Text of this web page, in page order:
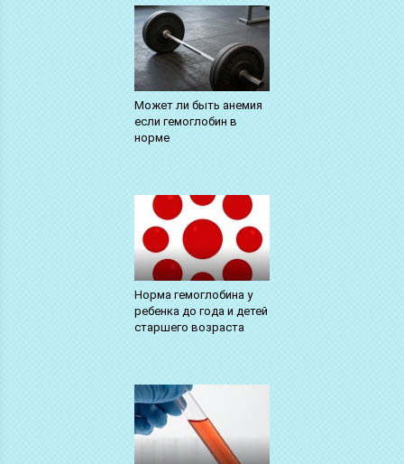
Может ли быть анемия
если гемоглобин в
норме
Норма гемоглобина у
ребенка до года и детей
старшего возраста